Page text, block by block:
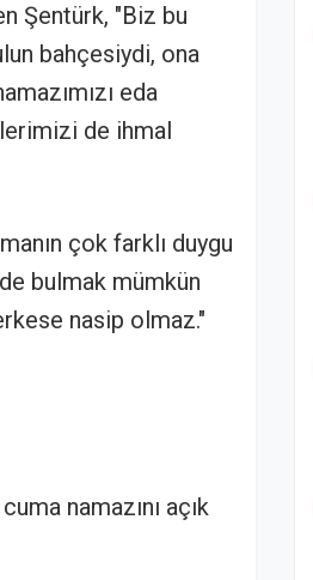
Şentürk, "Biz bu
bahçesiydi, ona
eda
de ihmal
çok farklı duygu
bulmak mümkün
nasip olmaz."
namazını açık